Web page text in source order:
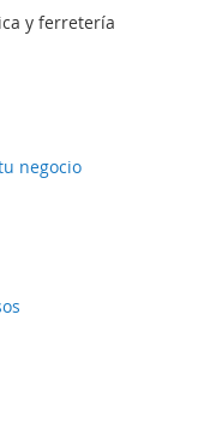
y ferretería
negocio